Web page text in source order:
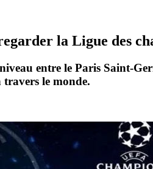
la Ligue des
entre le Paris Saint-
travers le monde.